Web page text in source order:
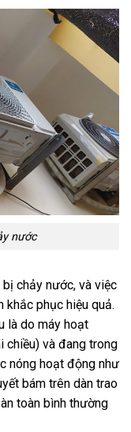
nước
chảy nước, và việc
khắc phục hiệu quả.
là do máy hoạt
chiều) và đang trong
nóng hoạt động như
bám trên dàn trao
toàn bình thường